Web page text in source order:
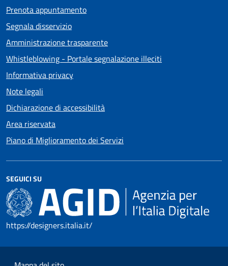
Prenota appuntamento
Segnala disservizio
Amministrazione trasparente
Whistleblowing - Portale segnalazione illeciti
Informativa privacy
Note legali
Dichiarazione di accessibilità
Area riservata
Piano di Miglioramento dei Servizi
SEGUICI SU
https://designers.italia.it/